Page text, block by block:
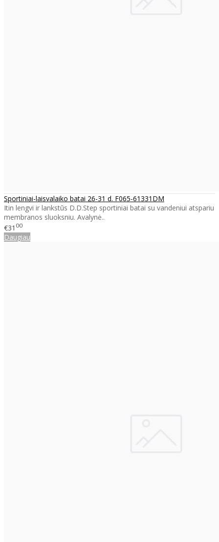
Sportiniai-laisvalaiko batai 26-31 d. F065-61331DM
Itin lengvi ir lankstūs D.D.Step sportiniai batai su vandeniui atspariu
membranos sluoksniu. Avalynė..
€31 00
Daugiau